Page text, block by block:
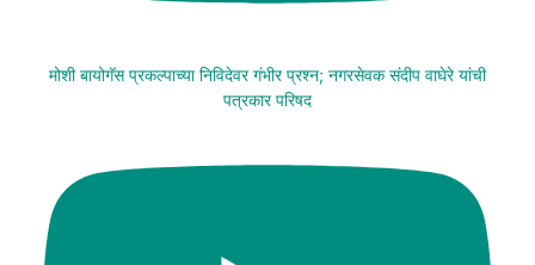
मोशी बायोगॅस प्रकल्पाच्या निविदेवर गंभीर प्रश्न; नगरसेवक संदीप वाघेरे यांची
पत्रकार परिषद